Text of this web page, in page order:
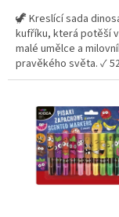
5
hvězdiček.
🦖 Kreslící sada
kufříku, která potěší
malé umělce a
pravěkého světa. ✓
výtvarných potřeb v
kufřík s ouškem ✓
kreativní sada pro
produktů s motivem